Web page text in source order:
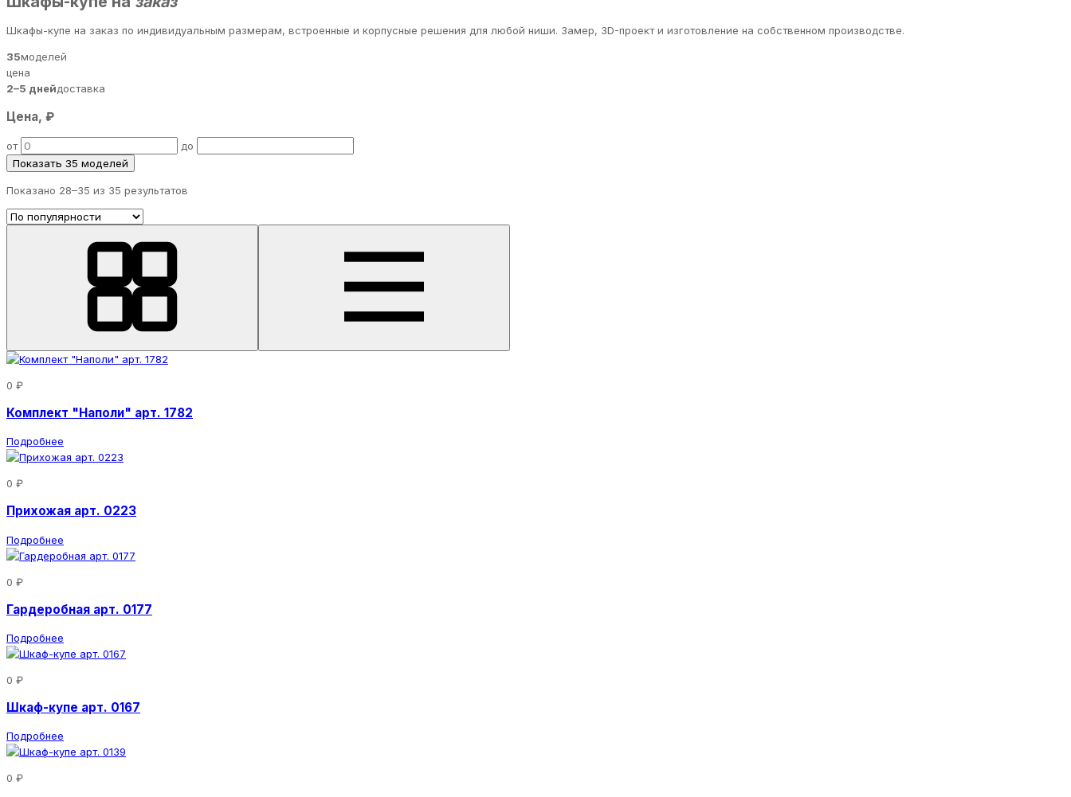
Шкафы-купе на заказ по индивидуальным размерам, встроенные и корпусные решения для любой ниши. Замер, 3D-проект и изготовление на собственном производстве.
35моделей
цена
2–5 днейдоставка
Цена, ₽
от
до
Показать 35 моделей
Показано 28–35 из 35 результатов
0 ₽
Комплект "Наполи" арт. 1782
Подробнее
0 ₽
Прихожая арт. 0223
Подробнее
0 ₽
Гардеробная арт. 0177
Подробнее
0 ₽
Шкаф-купе арт. 0167
Подробнее
0 ₽